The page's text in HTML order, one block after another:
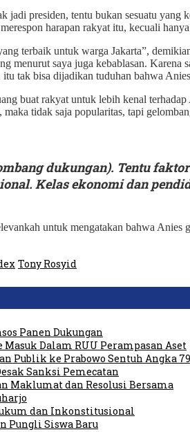
presiden, tentu bukan sesuatu
harapan rakyat itu, kecuali
terbaik untuk warga Jakarta”,
menurut saya juga kebablasan.
tak bisa dijadikan tuduhan bahwa
buat rakyat untuk lebih kenal
tidak saja popularitas, tapi
dukungan). Tentu
Kelas ekonomi dan
untuk mengatakan bahwa
Tony Rosyid
Panen Dukungan
Dalam RUU Perampasan Aset
Publik ke Prabowo Sentuh Angka
Sanksi Pemecatan
Maklumat dan Resolusi Bersama
dan Inkonstitusional
Pungli Siswa Baru